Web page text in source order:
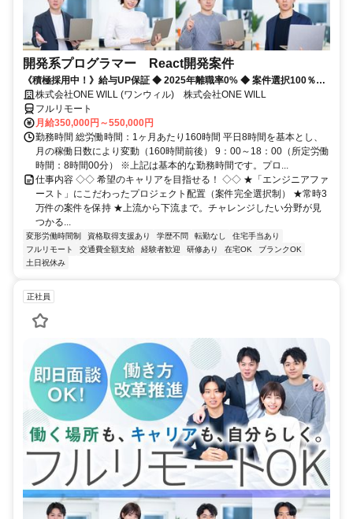
開発系プログラマー React開発案件
《積極採用中！》給与UP保証 ◆ 2025年離職率0% ◆ 案件選択100％！
◆ 平均残業7時間！
株式会社ONE WILL (ワンウィル) 株式会社ONE WILL
フルリモート
月給350,000円～550,000円
勤務時間 総労働時間：1ヶ月あたり160時間 平日8時間を基本とし、
月の稼働日数により変動（160時間前後） 9：00～18：00（所定労働
時間：8時間00分） ※上記は基本的な勤務時間です。プロ...
仕事内容 ◇◇ 希望のキャリアを目指せる！ ◇◇ ★「エンジニアファ
ースト」にこだわったプロジェクト配置（案件完全選択制） ★常時3
万件の案件を保持 ★上流から下流まで。チャレンジしたい分野が見
つかる...
変形労働時間制 資格取得支援あり 学歴不問 転勤なし
住宅手当あり
フルリモート
交通費全額支給 経験者歓迎 研修あり 在宅OK
ブランクOK
土日祝休み
正社員